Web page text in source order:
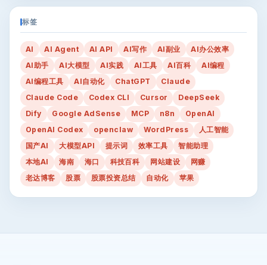
标签
AI AI Agent AI API AI写作 AI副业
AI办公效率
AI助手
AI大模型 AI实践 AI工具 AI百科
AI编程
AI编程工具
AI自动化 ChatGPT
Claude
Claude Code
Codex CLI Cursor
DeepSeek
Dify
Google AdSense MCP n8n
OpenAI
OpenAI Codex
openclaw WordPress
人工智能
国产AI
大模型API 提示词 效率工具
智能助理
本地AI
海南 海口 科技百科 网站建设
网赚
老达博客
股票 股票投资总结 自动化 苹果